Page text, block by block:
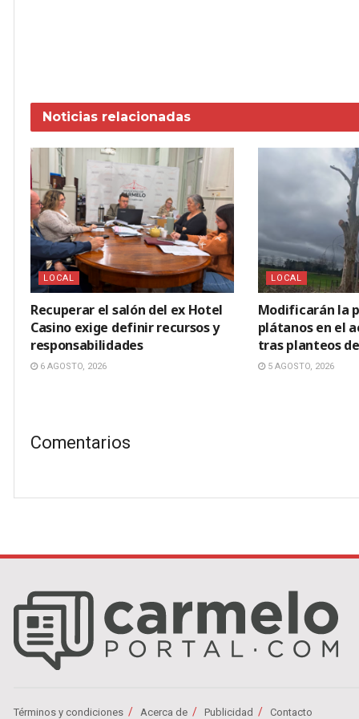
Noticias relacionadas
LOCAL
Recuperar el salón del ex Hotel
Casino exige definir recursos y
responsabilidades
6 AGOSTO, 2026
LOCAL
Modificarán la
plátanos en el
tras planteos
5 AGOSTO, 2026
Comentarios
Términos y condiciones Acerca de Publicidad Contacto